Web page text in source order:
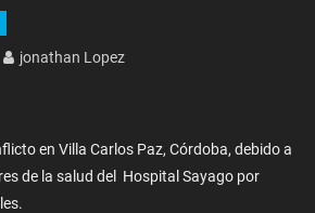
Jonathan Lopez
en Villa Carlos Paz, Córdoba, debido a
de la salud del Hospital Sayago por